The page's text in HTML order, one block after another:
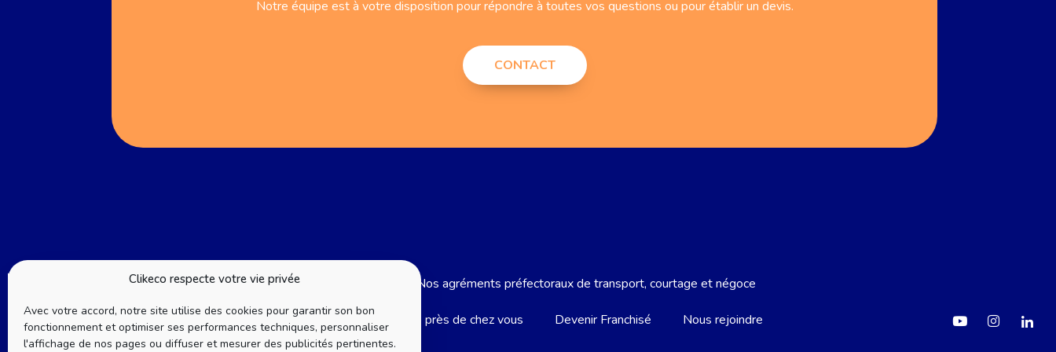
Clikeco respecte votre vie privée
Avec votre accord, notre site utilise des cookies pour garantir son bon
fonctionnement et optimiser ses performances techniques, personnaliser
l'affichage de nos pages ou diffuser et mesurer des publicités pertinentes.
Notre équipe est à votre disposition pour répondre à toutes vos questions ou pour établir un devis.
CONTACT
Contactez-nous Nos agréments préfectoraux de transport, courtage et négoce
Trouvez l’agence clikeco près de chez vous Devenir Franchisé Nous rejoindre